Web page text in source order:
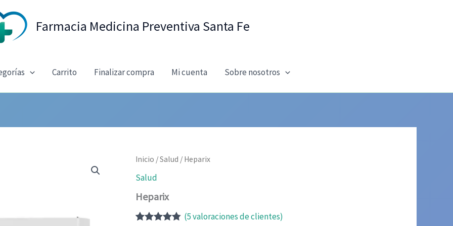
Farmacia Medicina Preventiva Santa Fe
Carrito Finalizar compra Mi cuenta Sobre nosotros
Inicio /Salud / Heparix
Salud
Heparix
(5valoraciones de clientes)